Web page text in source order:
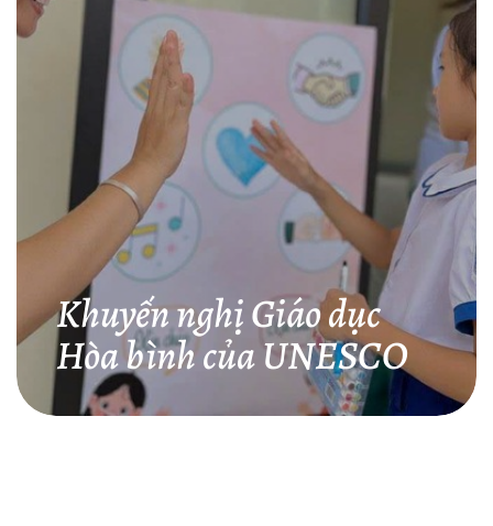
Khuyến nghị Giáo dục
Hòa bình của UNESCO